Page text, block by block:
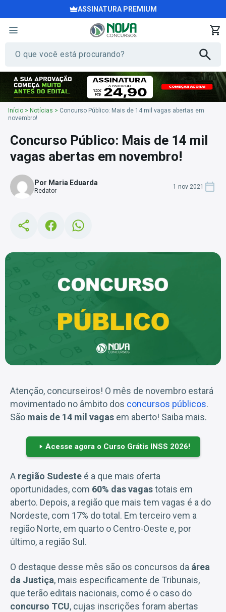
ASSINATURA PREMIUM
Início > Notícias > Concurso Público: Mais de 14 mil vagas abertas em
novembro!
Concurso Público: Mais de 14 mil
vagas abertas em novembro!
Por Maria Eduarda
Redator
1 nov 2021
Atenção, concurseiros! O mês de novembro estará
movimentado no âmbito dos concursos públicos.
São mais de 14 mil vagas em aberto! Saiba mais.
Acesse agora o Curso Grátis INSS 2026!
A região Sudeste é a que mais oferta
oportunidades, com 60% das vagastotais em
aberto. Depois, a região que mais tem vagas é a do
Nordeste, com 17% do total. Em terceiro vem a
região Norte, em quarto o Centro-Oeste e, por
último, a região Sul.
O destaque desse mês são os concursos da área
da Justiça, mais especificamente de Tribunais,
que terão editais nacionais, como é o caso do
concurso TCU, cujas inscrições foram abertas